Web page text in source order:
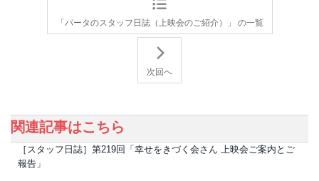
「パータのスタッフ日誌（上映会のご紹介）」 の一覧
次回へ
関連記事はこちら
［スタッフ日誌］第219回「幸せをきづく会さん 上映会ご案内とご
報告」